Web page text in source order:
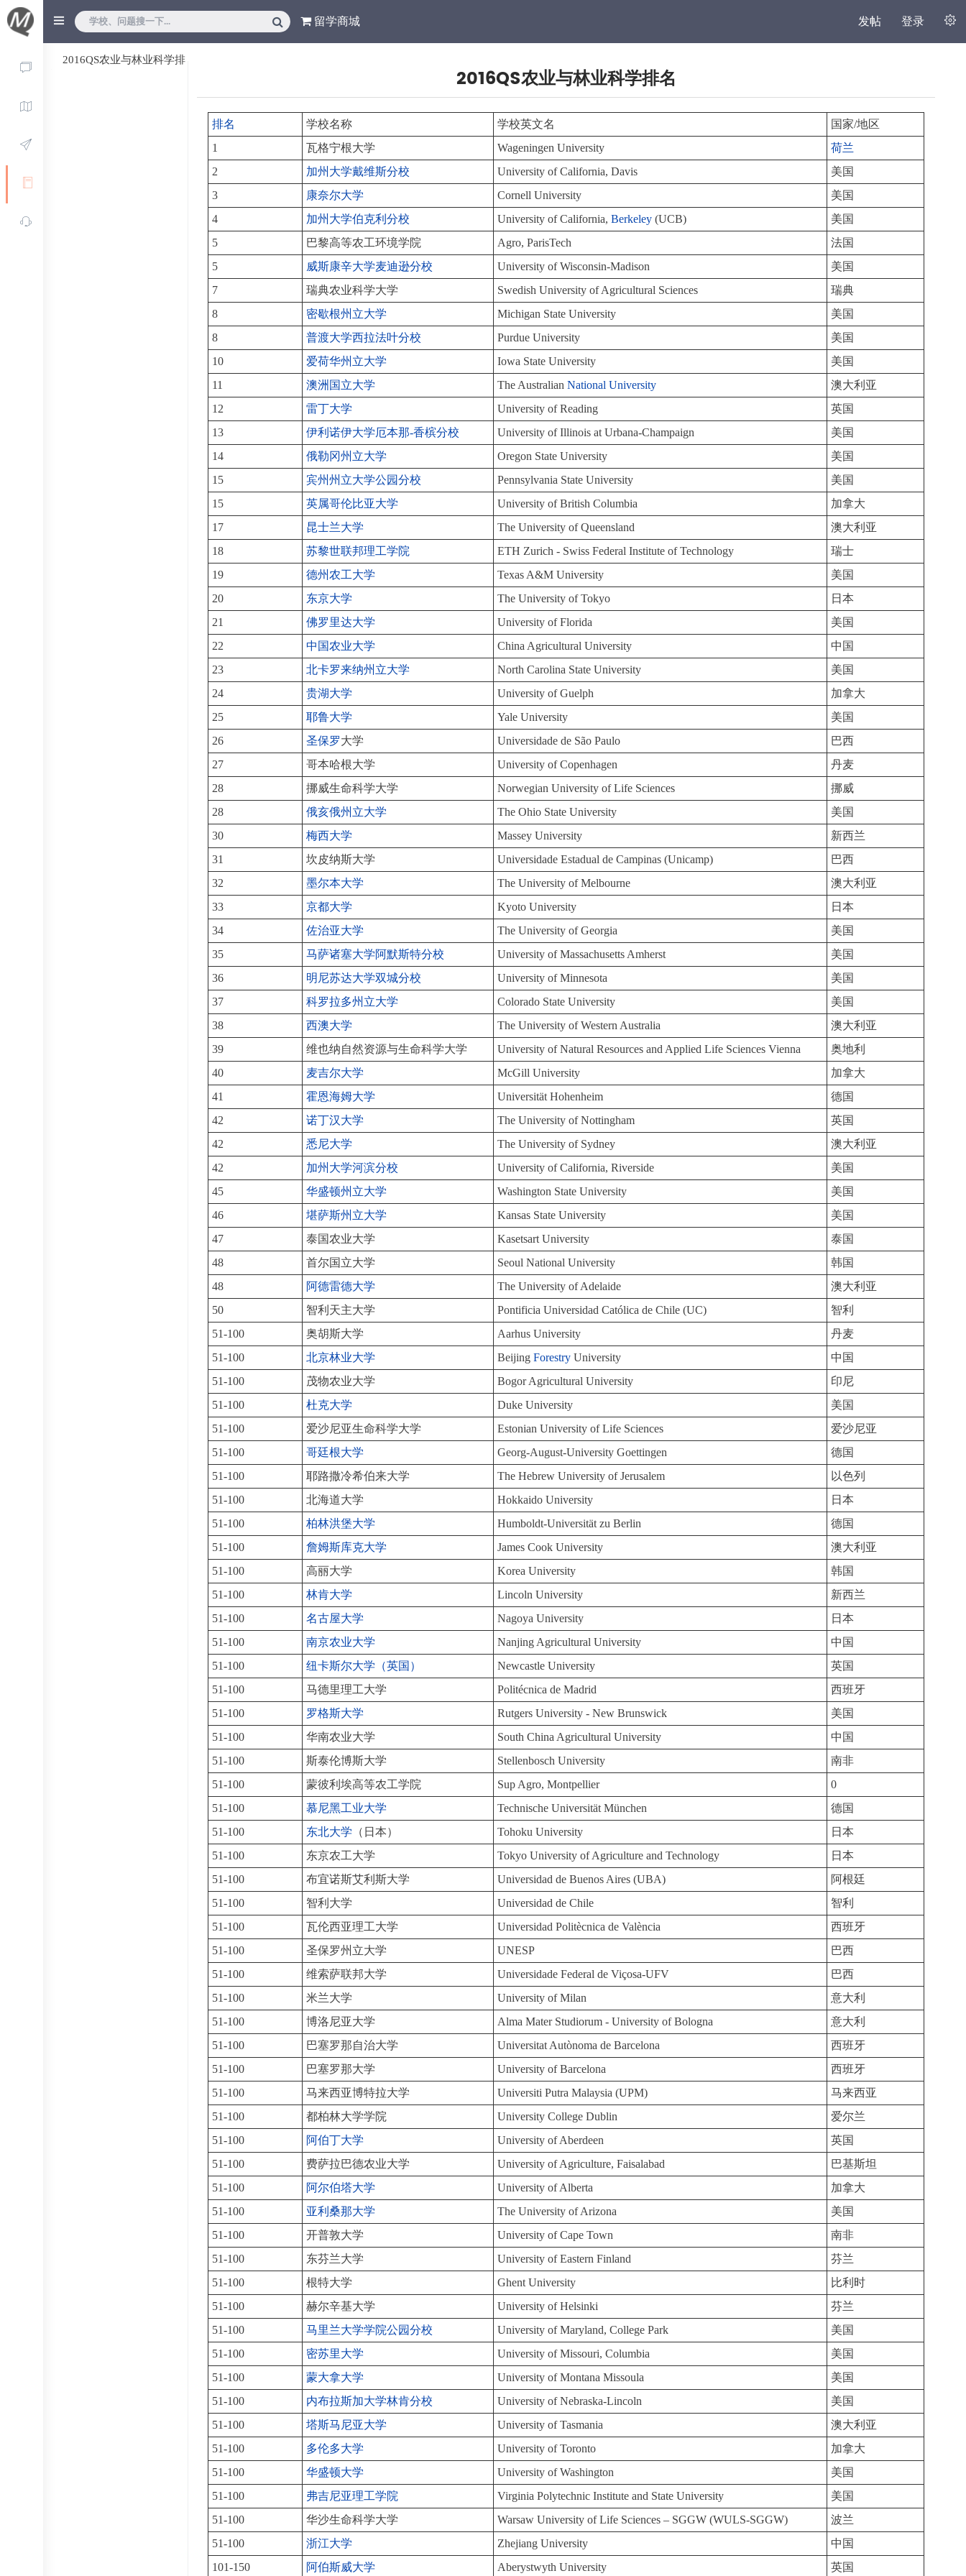
留学商城 发帖 登录
2016QS农业与林业科学排
2016QS农业与林业科学排名
排名 学校名称 学校英文名
国家/地区
1
瓦格宁根大学 Wageningen University
荷兰
2
加州大学戴维斯分校 University of California, Davis
美国
3
康奈尔大学 Cornell University
美国
4
加州大学伯克利分校 University of California,Berkeley (UCB)
美国
5
巴黎高等农工环境学院 Agro, ParisTech
法国
5
威斯康辛大学麦迪逊分校 University of Wisconsin-Madison
美国
7
瑞典农业科学大学 Swedish University of Agricultural Sciences
瑞典
8
密歇根州立大学 Michigan State University
美国
8
普渡大学西拉法叶分校 Purdue University
美国
10
爱荷华州立大学 Iowa State University
美国
11
澳洲国立大学 The AustralianNational University
澳大利亚
12
雷丁大学 University of Reading
英国
13
伊利诺伊大学厄本那-香槟分校 University of Illinois at Urbana-Champaign
美国
14
俄勒冈州立大学 Oregon State University
美国
15
宾州州立大学公园分校 Pennsylvania State University
美国
15
英属哥伦比亚大学 University of British Columbia
加拿大
17
昆士兰大学 The University of Queensland
澳大利亚
18
苏黎世联邦理工学院 ETH Zurich - Swiss Federal Institute of Technology
瑞士
19
德州农工大学 Texas A&M University
美国
20
东京大学 The University of Tokyo
日本
21
佛罗里达大学 University of Florida
美国
22
中国农业大学 China Agricultural University
中国
23
北卡罗来纳州立大学 North Carolina State University
美国
24
贵湖大学 University of Guelph
加拿大
25
耶鲁大学 Yale University
美国
26
圣保罗大学 Universidade de São Paulo
巴西
27
哥本哈根大学 University of Copenhagen
丹麦
28
挪威生命科学大学 Norwegian University of Life Sciences
挪威
28
俄亥俄州立大学 The Ohio State University
美国
30
梅西大学 Massey University
新西兰
31
坎皮纳斯大学 Universidade Estadual de Campinas (Unicamp)
巴西
32
墨尔本大学 The University of Melbourne
澳大利亚
33
京都大学 Kyoto University
日本
34
佐治亚大学 The University of Georgia
美国
35
马萨诸塞大学阿默斯特分校 University of Massachusetts Amherst
美国
36
明尼苏达大学双城分校 University of Minnesota
美国
37
科罗拉多州立大学 Colorado State University
美国
38
西澳大学 The University of Western Australia
澳大利亚
39
维也纳自然资源与生命科学大学 University of Natural Resources and Applied Life Sciences Vienna
奥地利
40
麦吉尔大学 McGill University
加拿大
41
霍恩海姆大学 Universität Hohenheim
德国
42
诺丁汉大学 The University of Nottingham
英国
42
悉尼大学 The University of Sydney
澳大利亚
42
加州大学河滨分校 University of California, Riverside
美国
45
华盛顿州立大学 Washington State University
美国
46
堪萨斯州立大学 Kansas State University
美国
47
泰国农业大学 Kasetsart University
泰国
48
首尔国立大学 Seoul National University
韩国
48
阿德雷德大学 The University of Adelaide
澳大利亚
50
智利天主大学 Pontificia Universidad Católica de Chile (UC)
智利
51-100
奥胡斯大学 Aarhus University
丹麦
51-100
北京林业大学 BeijingForestry University
中国
51-100
茂物农业大学 Bogor Agricultural University
印尼
51-100
杜克大学 Duke University
美国
51-100
爱沙尼亚生命科学大学 Estonian University of Life Sciences
爱沙尼亚
51-100
哥廷根大学 Georg-August-University Goettingen
德国
51-100
耶路撒冷希伯来大学 The Hebrew University of Jerusalem
以色列
51-100
北海道大学 Hokkaido University
日本
51-100
柏林洪堡大学 Humboldt-Universität zu Berlin
德国
51-100
詹姆斯库克大学 James Cook University
澳大利亚
51-100
高丽大学 Korea University
韩国
51-100
林肯大学 Lincoln University
新西兰
51-100
名古屋大学 Nagoya University
日本
51-100
南京农业大学 Nanjing Agricultural University
中国
51-100
纽卡斯尔大学（英国） Newcastle University
英国
51-100
马德里理工大学 Politécnica de Madrid
西班牙
51-100
罗格斯大学 Rutgers University - New Brunswick
美国
51-100
华南农业大学 South China Agricultural University
中国
51-100
斯泰伦博斯大学 Stellenbosch University
南非
51-100
蒙彼利埃高等农工学院 Sup Agro, Montpellier
0
51-100
慕尼黑工业大学 Technische Universität München
德国
51-100
东北大学 （日本） Tohoku University
日本
51-100
东京农工大学 Tokyo University of Agriculture and Technology
日本
51-100
布宜诺斯艾利斯大学 Universidad de Buenos Aires (UBA)
阿根廷
51-100
智利大学 Universidad de Chile
智利
51-100
瓦伦西亚理工大学 Universidad Politècnica de València
西班牙
51-100
圣保罗州立大学 UNESP
巴西
51-100
维索萨联邦大学 Universidade Federal de Viçosa-UFV
巴西
51-100
米兰大学 University of Milan
意大利
51-100
博洛尼亚大学 Alma Mater Studiorum - University of Bologna
意大利
51-100
巴塞罗那自治大学 Universitat Autònoma de Barcelona
西班牙
51-100
巴塞罗那大学 University of Barcelona
西班牙
51-100
马来西亚博特拉大学 Universiti Putra Malaysia (UPM)
马来西亚
51-100
都柏林大学学院 University College Dublin
爱尔兰
51-100
阿伯丁大学 University of Aberdeen
英国
51-100
费萨拉巴德农业大学 University of Agriculture, Faisalabad
巴基斯坦
51-100
阿尔伯塔大学 University of Alberta
加拿大
51-100
亚利桑那大学 The University of Arizona
美国
51-100
开普敦大学 University of Cape Town
南非
51-100
东芬兰大学 University of Eastern Finland
芬兰
51-100
根特大学 Ghent University
比利时
51-100
赫尔辛基大学 University of Helsinki
芬兰
51-100
马里兰大学学院公园分校 University of Maryland, College Park
美国
51-100
密苏里大学 University of Missouri, Columbia
美国
51-100
蒙大拿大学 University of Montana Missoula
美国
51-100
内布拉斯加大学林肯分校 University of Nebraska-Lincoln
美国
51-100
塔斯马尼亚大学 University of Tasmania
澳大利亚
51-100
多伦多大学 University of Toronto
加拿大
51-100
华盛顿大学 University of Washington
美国
51-100
弗吉尼亚理工学院 Virginia Polytechnic Institute and State University
美国
51-100
华沙生命科学大学 Warsaw University of Life Sciences – SGGW (WULS-SGGW)
波兰
51-100
浙江大学 Zhejiang University
中国
101-150
阿伯斯威大学 Aberystwyth University 英国